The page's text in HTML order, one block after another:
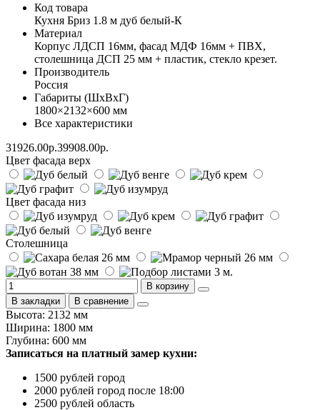
Код товара
Кухня Бриз 1.8 м дуб белый-К
Материал
Корпус ЛДСП 16мм, фасад МДФ 16мм + ПВХ,
столешница ДСП 25 мм + пластик, стекло крезет.
Производитель
Россия
Габариты (ШхВхГ)
1800×2132×600 мм
Все характеристики
31926.00р.39908.00р.
Цвет фасада верх
Цвет фасада низ
Столешница
В корзину
В закладки
В сравнение
Высота: 2132 мм
Ширина: 1800 мм
Глубина: 600 мм
Записаться на платный замер кухни:
1500 рублей город
2000 рублей город после 18:00
2500 рублей область